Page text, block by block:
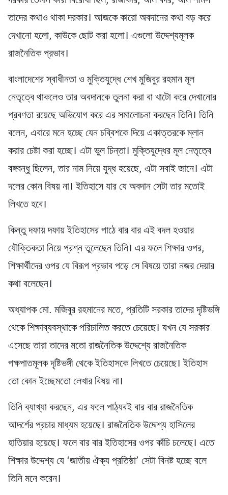
তাদের কথাও থাকা দরকার। আজকে কারো অবদানের কথা বড় করে
দেখানো হলো, কাউকে ছোট করা হলো। এগুলো উদ্দেশ্যমূলক
রাজনৈতিক প্রভাব।
বাংলাদেশের স্বাধীনতা ও মুক্তিযুদ্ধে শেখ মুজিবুর রহমান মূল
নেতৃত্বে থাকলেও তার অবদানকে তুলনা করা বা খাটো করে দেখানোর
প্রবণতা রয়েছে অভিযোগ করে এর সমালোচনা করছেন তিনি। তিনি
বলেন, এবারে মনে হচ্ছে যেন চব্বিশকে দিয়ে একাত্তরকে ম্লান
করার চেষ্টা করা হচ্ছে। এটা ভুল চিন্তা। মুক্তিযুদ্ধের মূল নেতৃত্বে
বঙ্গবন্ধু ছিলেন, তার নাম নিয়ে যুদ্ধ হয়েছে, এটা সবাই জানে। এটা
দলের কোন বিষয় না। ইতিহাসে যার যে অবদান সেটা তার মতোই
লিখতে হবে।
কিন্তু দফায় দফায় ইতিহাসের পাঠে বার বার এই বদল হওয়ার
যৌক্তিকতা নিয়ে প্রশ্ন তুলেছেন তিনি। এর ফলে শিক্ষার ওপর,
শিক্ষার্থীদের ওপর যে বিরূপ প্রভাব পড়ে সে বিষয়ে তারা নজর দেয়ার
কথা বলেছেন।
অধ্যাপক মো. মজিবুর রহমানের মতে, প্রতিটি সরকার তাদের দৃষ্টিভঙ্গি
থেকে শিক্ষাব্যবস্থাকে পরিচালিত করতে চেয়েছে। যখন যে সরকার
এসেছে তারা তাদের মতো রাজনৈতিক উদ্দেশ্যে রাজনৈতিক
পক্ষপাতমূলক দৃষ্টিভঙ্গী থেকে ইতিহাসকে লিখতে চেয়েছে। ইতিহাস
তো কোন ইচ্ছেমতো লেখার বিষয় না।
তিনি ব্যাখ্যা করছেন, এর ফলে পাঠ্যবই বার বার রাজনৈতিক
আদর্শের প্রচার মাধ্যম হয়েছে। রাজনৈতিক উদ্দেশ্য হাসিলের
হাতিয়ার হয়েছে। ফলে বার বার ইতিহাসের ওপর কাঁচি চলেছে। এতে
শিক্ষার উদ্দেশ্য যে ‘জাতীয় ঐক্য প্রতিষ্ঠা’ সেটা বিনষ্ট হচ্ছে বলে
তিনি মনে করেন।